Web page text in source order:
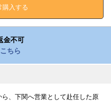
購入する
金不可
ちら
、下関へ営業として赴任した原